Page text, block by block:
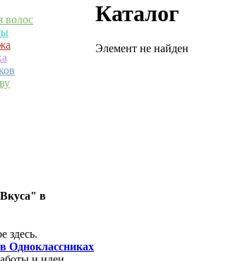
волос
в
здесь.
Одноклассниках
Каталог
Элемент не найден